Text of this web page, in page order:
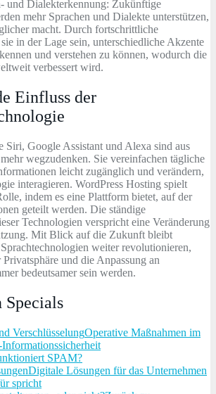
und Dialekterkennung: Zukünftige
mehr Sprachen und Dialekte unterstützen,
macht. Durch fortschrittliche
in der Lage sein, unterschiedliche Akzente
und verstehen zu können, wodurch die
verbessert wird.
Einfluss der
Siri, Google Assistant und Alexa sind aus
wegzudenken. Sie vereinfachen tägliche
leicht zugänglich und verändern,
interagieren. WordPress Hosting spielt
indem es eine Plattform bietet, auf der
geteilt werden. Die ständige
Technologien verspricht eine Veränderung
Mit Blick auf die Zukunft bleibt
weiter revolutionieren,
und die Anpassung an
bedeutsamer sein werden.
Operative Maßnahmen im
SPAM?
Digitale Lösungen für das Unternehmen
spricht